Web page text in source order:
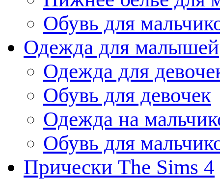
Обувь для
Одежда для малышей
Одежда для
Обувь для девочек
Одежда на
Обувь для
Прически The Sims 4